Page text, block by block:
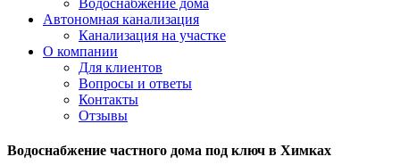
Водоснабжение дома
Автономная канализация
Канализация на участке
О компании
Для клиентов
Вопросы и ответы
Контакты
Отзывы
Водоснабжение частного дома под ключ в Химках